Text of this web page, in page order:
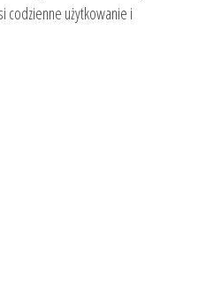
codzienne użytkowanie i